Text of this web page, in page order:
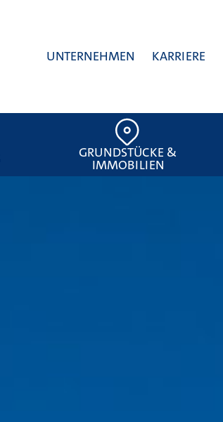
UNTERNEHMEN KARRIERE
GRUNDSTÜCKE &
IMMOBILIEN